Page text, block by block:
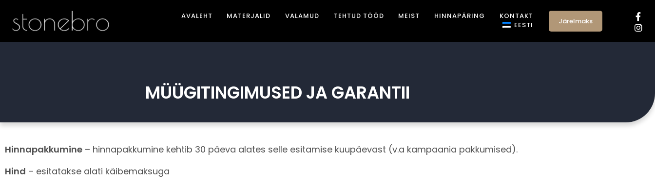
AVALEHT MATERJALID VALAMUD TEHTUD TÖÖD MEIST HINNAPÄRING
KONTAKT
EESTI
Järelmaks
MÜÜGITINGIMUSED JA GARANTII
Hinnapakkumine – hinnapakkumine kehtib 30 päeva alates selle esitamise kuupäevast (v.a kampaania pakkumised).
Hind – esitatakse alati käibemaksuga